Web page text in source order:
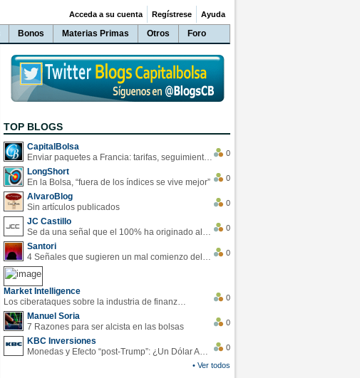
Bonos Materias Primas Otros Foro
Acceda a su cuenta Regístrese Ayuda
TOP BLOGS
CapitalBolsa
Enviar paquetes a Francia: tarifas, seguimiento y ventajas destacadas
0
LongShort
En la Bolsa, “fuera de los índices se vive mejor”
0
AlvaroBlog
Sin artículos publicados
0
JC Castillo
Se da una señal que el 100% ha originado alzas en las bolsas
0
Santori
4 Señales que sugieren un mal comienzo del 3T de la economía EEUU
0
Market Intelligence
Los ciberataques sobre la industria de finanzas se han duplicado este año
0
Manuel Soria
7 Razones para ser alcista en las bolsas
0
KBC Inversiones
Monedas y Efecto “post-Trump”: ¿Un Dólar Americano operando en rangos?
0
• Ver todos